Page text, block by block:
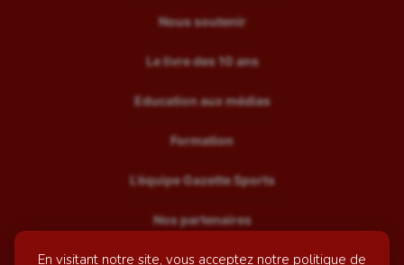
En visitant notre site, vous acceptez notre politique de
Nous soutenir
Le livre des 10 ans
Education aux médias
Formation
L’équipe Gazette Sports
Nos partenaires
Recrutement